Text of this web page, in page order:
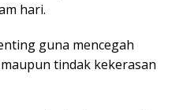
hari.
guna mencegah
tindak kekerasan